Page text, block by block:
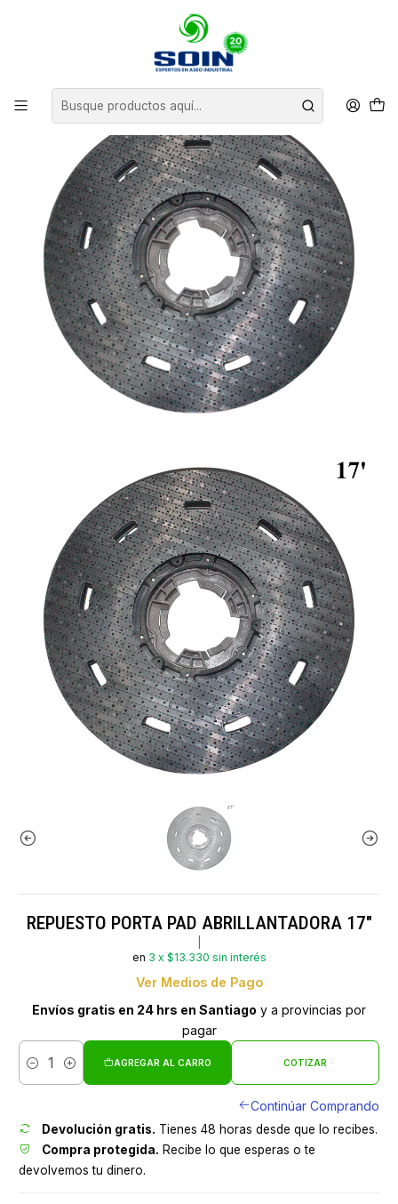
PADS Y CEPILLOS ABRILLANTADORAS
REPUESTO PORTA PAD ABRILLANTADORA 17"
REPUESTO PORTA PAD ABRILLANTADORA 17"
en 3 x $13.330 sin interés
Ver Medios de Pago
Envíos gratis en 24 hrs en Santiago y a provincias por
pagar
Cantidad
AGREGAR AL CARRO COTIZAR
Continúar Comprando
Devolución gratis. Tienes 48 horas desde que lo recibes.
Compra protegida. Recibe lo que esperas o te
devolvemos tu dinero.